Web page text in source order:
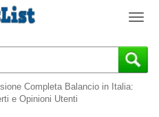
T
g
g
Completa Balancio in Italia:
e Opinioni Utenti